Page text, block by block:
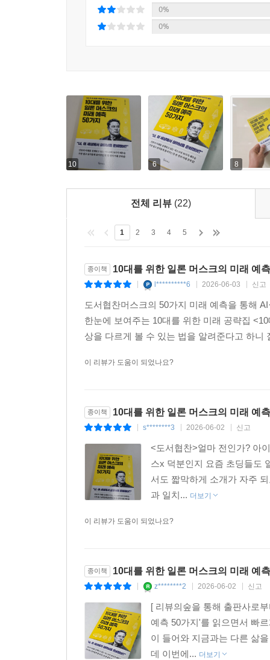
0%
0%
10 6 8
전체 리뷰 (22)
1 2 3 4 5
종이책 10대를 위한 일론 머스크의 미래 예
l**********6 2026-06-03 신고
도서협찬머스크의 50가지 미래 예측을 통해
한눈에 보여주는 10대를 위한 미래 공략집
상을 다르게 볼 수 있는 법을 알려준다고 하
이 리뷰가 도움이 되었나요?
종이책 10대를 위한 일론 머스크의 미래 예
s********3 2026-06-02 신고
<도서협찬>얼마 전인가? 아
스x 덕분인지 요즘 초딩들도
서도 짧막하게 소개가 자주
과 일치... 더보기
이 리뷰가 도움이 되었나요?
종이책 10대를 위한 일론 머스크의 미래 예
z********2 2026-06-02 신고
[ 리뷰의숲을 통해 출판사로
예측 50가지'를 읽으면서 빠
이 들어와 지금과는 다른 삶
데 이번에... 더보기